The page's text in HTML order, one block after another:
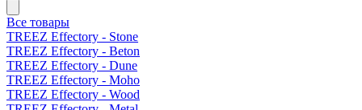
Все товары
TREEZ Effectory - Stone
TREEZ Effectory - Beton
TREEZ Effectory - Dune
TREEZ Effectory - Moho
TREEZ Effectory - Wood